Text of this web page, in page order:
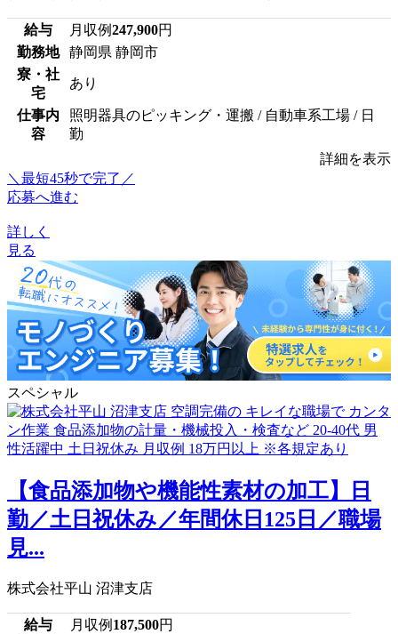
給与 月収例247,900円
勤務地
静岡県 静岡市
寮・社
宅
あり
仕事内
容
照明器具のピッキング・運搬 / 自動車系工場 / 日
勤
詳細を表示
＼最短45秒で完了／
応募へ進む
詳しく
見る
スペシャル
【食品添加物や機能性素材の加工】日
勤／土日祝休み／年間休日125日／職場
見...
株式会社平山 沼津支店
給与 月収例 187,500円